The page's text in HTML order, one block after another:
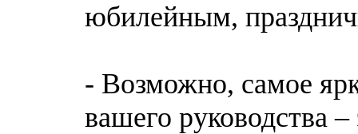
юбилейным,
- Возможно, самое
вашего руководства